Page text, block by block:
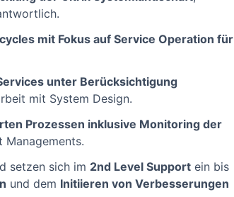
mit Fokus auf Service Operation für
unter Berücksichtigung
mit System Design.
Prozessen inklusive Monitoring der
Managements.
setzen sich im 2nd Level Support ein bis
und dem Initiieren von Verbesserungen